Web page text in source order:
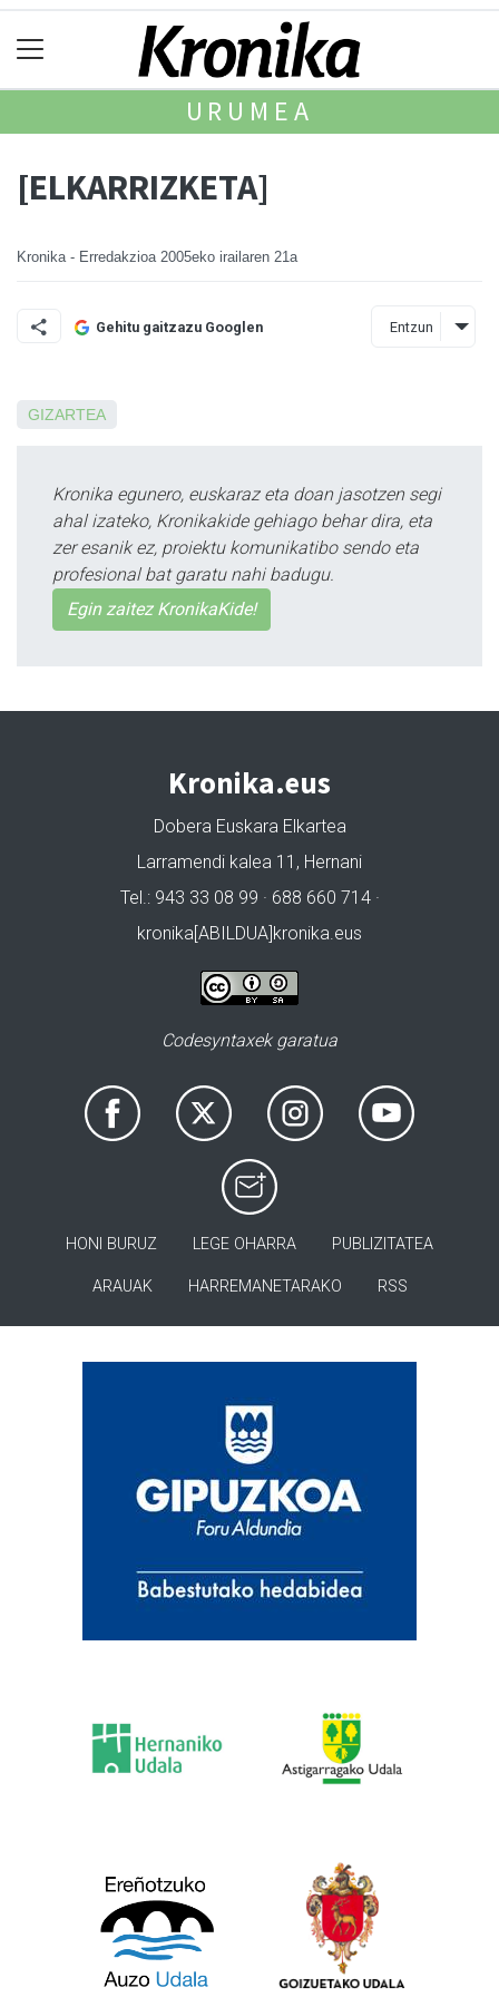
URUMEA
[ELKARRIZKETA]
Kronika - Erredakzioa 2005eko irailaren 21a
Gehitu gaitzazu Googlen Entzun
GIZARTEA
Kronika egunero, euskaraz eta doan jasotzen segi
ahal izateko, Kronikakide gehiago behar dira, eta
zer esanik ez, proiektu komunikatibo sendo eta
profesional bat garatu nahi badugu.
Egin zaitez KronikaKide!
Kronika.eus
Dobera Euskara Elkartea
Larramendi kalea 11, Hernani
Tel.: 943 33 08 99 · 688 660 714 ·
kronika[ABILDUA]kronika.eus
Codesyntaxek garatua
HONI BURUZ LEGE OHARRA PUBLIZITATEA
ARAUAK HARREMANETARAKO RSS